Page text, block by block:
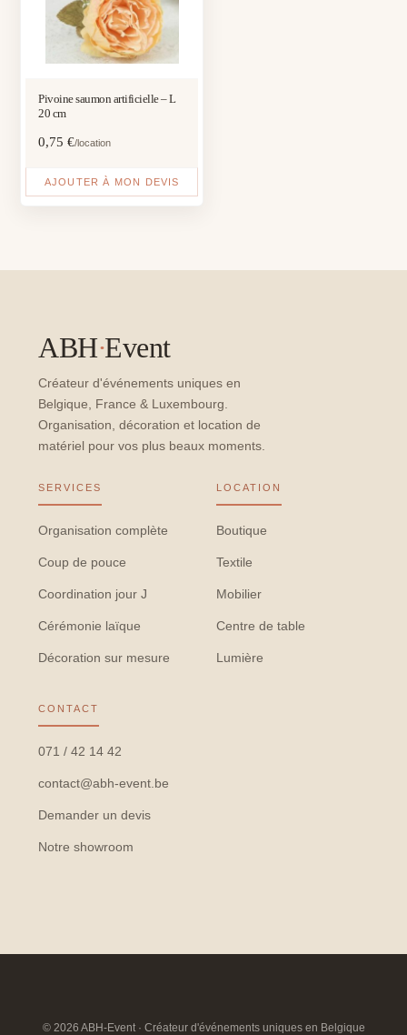
Pivoine saumon artificielle – L
20 cm
0,75€/location
AJOUTER À MON DEVIS
ABH·Event
Créateur d'événements uniques en
Belgique, France & Luxembourg.
Organisation, décoration et location de
matériel pour vos plus beaux moments.
SERVICES
Organisation complète
Coup de pouce
Coordination jour J
Cérémonie laïque
Décoration sur mesure
LOCATION
Boutique
Textile
Mobilier
Centre de table
Lumière
CONTACT
071 / 42 14 42
contact@abh-event.be
Demander un devis
Notre showroom
© 2026 ABH-Event · Créateur d'événements uniques en Belgique